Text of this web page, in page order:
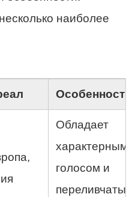
наиболее
Особенности
Обладает
характерным
голосом и
переливчатым